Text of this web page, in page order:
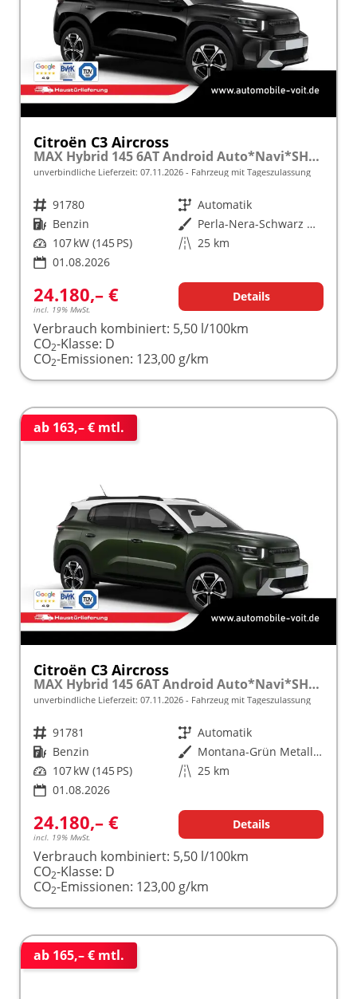
Citroën C3 Aircross
MAX Hybrid 145 6AT Android Auto*Navi*SHZ*Kamera*Totwinkel*Keyless*17"*Klimaauto
unverbindliche Lieferzeit: 07.11.2026 Fahrzeug mit Tageszulassung
Fahrzeugnr. 91780 Getriebe Automatik
Kraftstoff Benzin Außenfarbe
Perla-Nera-Schwarz Metallic mit weißem Dach
Leistung 107 kW (145 PS) Kilometerstand 25 km
01.08.2026
24.180,– €
incl. 19% MwSt.
Details
Verbrauch kombiniert: 5,50 l/100km
CO2-Klasse: D
CO2-Emissionen: 123,00 g/km
ab 163,– € mtl.
Citroën C3 Aircross
MAX Hybrid 145 6AT Android Auto*Navi*SHZ*Kamera*Totwinkel*Keyless*17"*Klimaauto
unverbindliche Lieferzeit: 07.11.2026 Fahrzeug mit Tageszulassung
Fahrzeugnr. 91781 Getriebe Automatik
Kraftstoff Benzin Außenfarbe
Montana-Grün Metallic mit weißem Dach
Leistung 107 kW (145 PS) Kilometerstand 25 km
01.08.2026
24.180,– €
incl. 19% MwSt.
Details
Verbrauch kombiniert: 5,50 l/100km
CO2-Klasse: D
CO2-Emissionen: 123,00 g/km
ab 165,– € mtl.